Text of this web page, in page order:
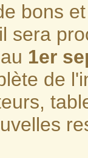
bons
sera
1er
de